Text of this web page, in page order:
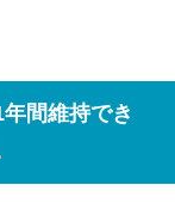
間維持でき